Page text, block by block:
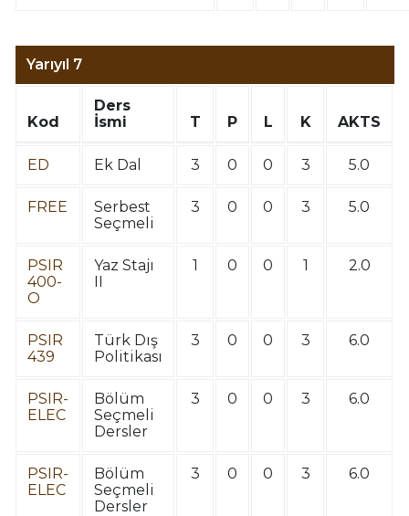
Yarıyıl 7
Kod
Ders
İsmi
T P L K AKTS
ED Ek Dal 3 0 0 3 5.0
FREE
Serbest
Seçmeli
3 0 0 3 5.0
PSIR
400-
O
Yaz Stajı
II
1 0 0 1 2.0
PSIR
439
Türk Dış
Politikası
3 0 0 3 6.0
PSIR-
ELEC
Bölüm
Seçmeli
Dersler
3 0 0 3 6.0
PSIR-
ELEC
Bölüm
Seçmeli
Dersler
3 0 0 3 6.0